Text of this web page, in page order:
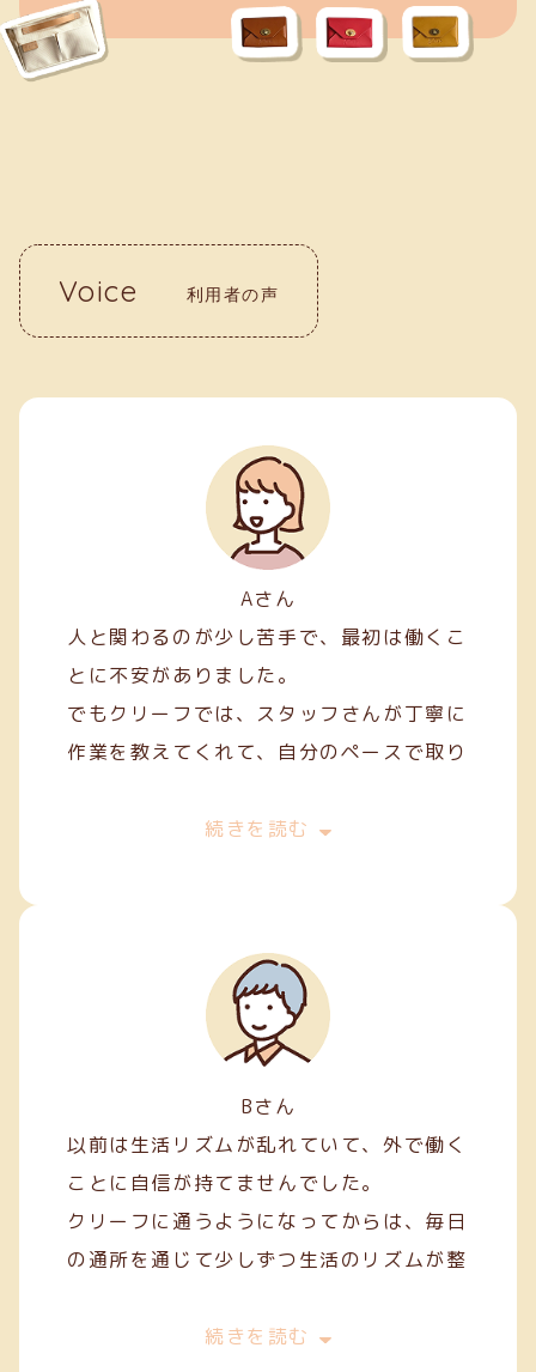
Voice 利用者の声
Aさん
人と関わるのが少し苦手で、最初は働くこ
とに不安がありました。
でもクリーフでは、スタッフさんが丁寧に
作業を教えてくれて、自分のペースで取り
最初は両面テープ貼りや裁縫などの簡単な
続きを読む
Bさん
以前は生活リズムが乱れていて、外で働く
ことに自信が持てませんでした。
クリーフに通うようになってからは、毎日
の通所を通じて少しずつ生活のリズムが整
続きを読む